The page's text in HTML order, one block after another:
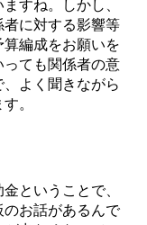
すね。しかし、
に対する影響等
編成をお願いを
ても関係者の意
よく聞きながら
。
ということで、
お話があるんで